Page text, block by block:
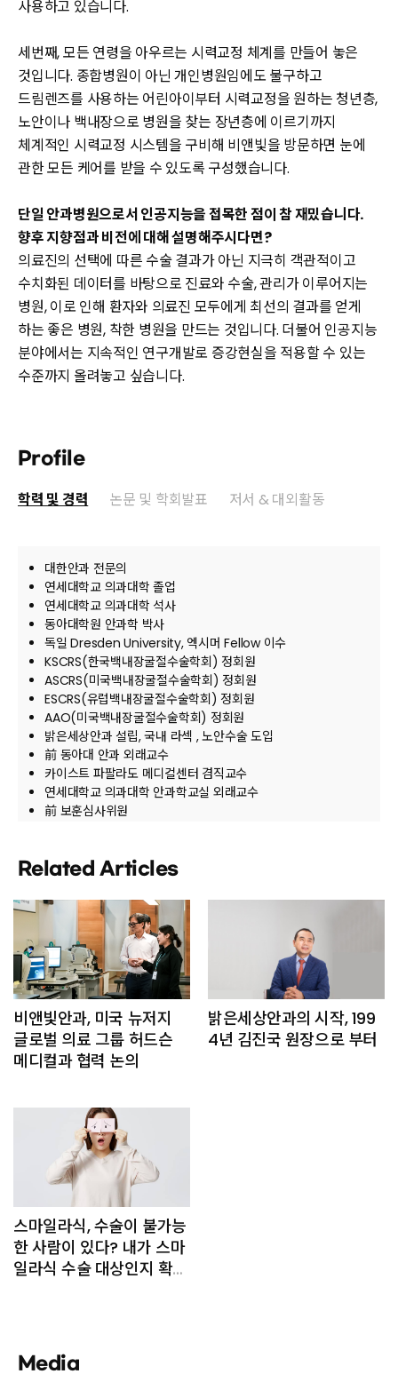
사용하고 있습니다.
세번째, 모든 연령을 아우르는 시력교정 체계를 만들어 놓은
것입니다. 종합병원이 아닌 개인병원임에도 불구하고
드림렌즈를 사용하는 어린아이부터 시력교정을 원하는 청년층,
노안이나 백내장으로 병원을 찾는 장년층에 이르기까지
체계적인 시력교정 시스템을 구비해 비앤빛을 방문하면 눈에
관한 모든 케어를 받을 수 있도록 구성했습니다.
단일 안과병원으로서 인공지능을 접목한 점이 참 재밌습니다.
향후 지향점과 비전에 대해 설명해주시다면?
의료진의 선택에 따른 수술 결과가 아닌 지극히 객관적이고
수치화된 데이터를 바탕으로 진료와 수술, 관리가 이루어지는
병원, 이로 인해 환자와 의료진 모두에게 최선의 결과를 얻게
하는 좋은 병원, 착한 병원을 만드는 것입니다. 더불어 인공지능
분야에서는 지속적인 연구개발로 증강현실을 적용할 수 있는
수준까지 올려놓고 싶습니다.
Profile
학력 및 경력 논문 및 학회발표 저서 & 대외활동
대한안과 전문의
연세대학교 의과대학 졸업
연세대학교 의과대학 석사
동아대학원 안과학 박사
독일 Dresden University, 엑시머 Fellow 이수
KSCRS(한국백내장굴절수술학회) 정회원
ASCRS(미국백내장굴절수술학회) 정회원
ESCRS(유럽백내장굴절수술학회) 정회원
AAO(미국백내장굴절수술학회) 정회원
밝은세상안과 설립, 국내 라섹 , 노안수술 도입
前 동아대 안과 외래교수
카이스트 파팔라도 메디컬센터 겸직교수
연세대학교 의과대학 안과학교실 외래교수
前 보훈심사위원
Alcon Asia Opinion Leader前 연세대학교 경영대학원
前 고대ICP총 교우회 보건 담당부회장
제27대 연세대학교 총동문회 상임이사
대한네트워크병의원협회 이사
Related Articles
비앤빛안과, 미국 뉴저지
글로벌 의료 그룹 허드슨
메디컬과 협력 논의
밝은세상안과의 시작, 199
4년 김진국 원장으로 부터
스마일라식, 수술이 불가능
한 사람이 있다? 내가 스마
일라식 수술 대상인지 확인
Media